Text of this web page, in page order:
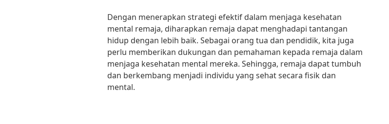
Dengan menerapkan strategi efektif dalam menjaga kesehatan
mental remaja, diharapkan remaja dapat menghadapi tantangan
hidup dengan lebih baik. Sebagai orang tua dan pendidik, kita juga
perlu memberikan dukungan dan pemahaman kepada remaja dalam
menjaga kesehatan mental mereka. Sehingga, remaja dapat tumbuh
dan berkembang menjadi individu yang sehat secara fisik dan
mental.